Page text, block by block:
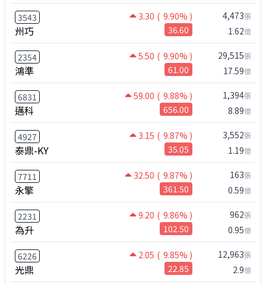
3543 3.30 ( 9.90% )
州巧 36.60
4,473張
1.62億
2354 5.50 ( 9.90% )
鴻準 61.00
29,515張
17.59億
6831 59.00 ( 9.88% )
邁科 656.00
1,394張
8.89億
4927 3.15 ( 9.87% )
泰鼎-KY 35.05
3,552張
1.19億
7711 32.50 ( 9.87% )
永擎 361.50
163張
0.59億
2231 9.20 ( 9.86% )
為升 102.50
962張
0.95億
6226 2.05 ( 9.85% )
光鼎 22.85
12,963張
2.9億